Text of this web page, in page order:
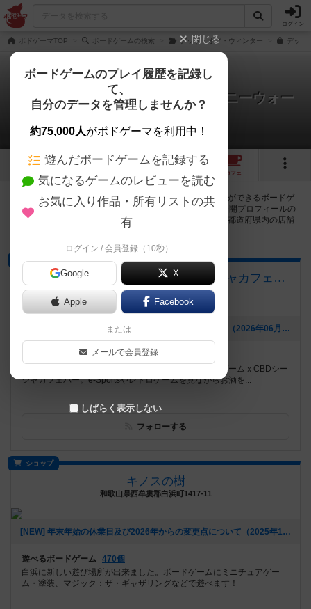
ログイン
ボドゲーマTOP ボードゲームの検索 デッド・オブ・ウィンター デッド
デッド・オブ・ウィンター：コロニーウォー
ズ
14店のカフェ/スペースが提供中
3 2
カフェ
デッド・オブ・ウィンター：コロニーウォーズで遊ぶことができるボードゲ
ームカフェ・プレイスペースが14店登録されています。公開プロフィールの
都道府県が設定されたアカウントでログインすると、同じ都道府県内の店舗
ボードゲームカフェ
ギルド酒場るすと ゲームｘCBDシーシャカフェバー
愛知県安城市東新町10-11
[NEW] 🌴✨るすと夏のシーシャ初体験キャンペーン✨🌴（2026年06月03日 02時03分）
遊べるボードゲーム
952個
JR安城駅徒歩可！約900個超ゲーム・PCVRが遊べるゲームｘCBDシー
シャカフェバー。e-Sportsやレトロゲームを見ながらお酒を...
フォローする
ショップ
キノスの樹
和歌山県西牟婁郡白浜町1417-11
[NEW] 年末年始の休業日及び2026年からの変更点について（2025年11月19日 15時50分）
遊べるボードゲーム 470個
白浜に新しい遊び場所が出来ました。ボードゲームにミニチュアゲー
ム・塗装、マジック：ザ・ギャザリングなどで遊べます！
閉じる
ボードゲームのプレイ履歴を記録し
て、
自分のデータを管理しませんか？
約75,000人がボドゲーマを利用中！
遊んだボードゲームを記録する
気になるゲームのレビューを読む
お気に入り作品・所有リストの共
有
ログイン / 会員登録（10秒）
Google X
Apple Facebook
または
メールで会員登録
しばらく表示しない